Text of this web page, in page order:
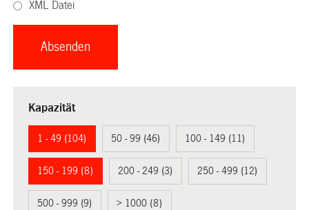
XML Datei
Kapazität
1 - 49 (104) 50 - 99 (46) 100 - 149 (11)
150 - 199 (8) 200 - 249 (3) 250 - 499 (12)
500 - 999 (9) > 1000 (8)